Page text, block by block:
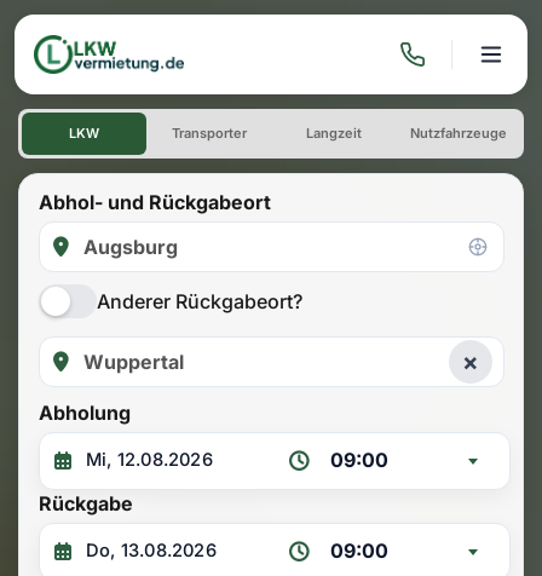
LKW mieten: Einwegmiete
LKW Transporter Langzeit Nutzfahrzeuge
Abhol- und Rückgabeort
Anderer Rückgabeort?
×
Abholung
09:00
Rückgabe
09:00